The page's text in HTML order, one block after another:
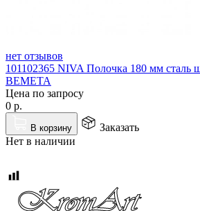
нет отзывов
101102365 NIVA Полочка 180 мм сталь
BEMETA
Цена по запросу
0 р.
В корзину
Заказать
Нет в наличии